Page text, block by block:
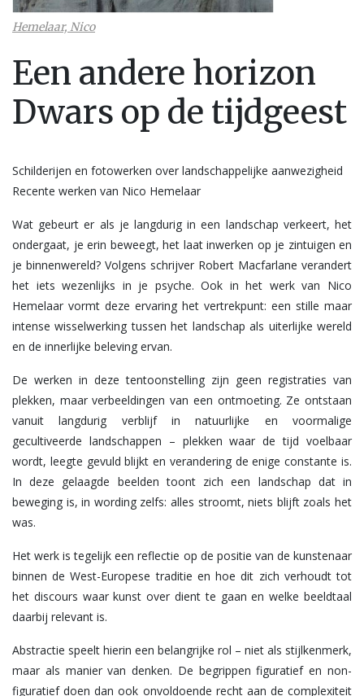
Hemelaar, Nico
Een andere horizon
Dwars op de tijdgeest
Schilderijen en fotowerken over landschappelijke aanwezigheid
Recente werken van Nico Hemelaar
Wat gebeurt er als je langdurig in een landschap verkeert, het
ondergaat, je erin beweegt, het laat inwerken op je zintuigen en
je binnenwereld? Volgens schrijver Robert Macfarlane verandert
het iets wezenlijks in je psyche. Ook in het werk van Nico
Hemelaar vormt deze ervaring het vertrekpunt: een stille maar
intense wisselwerking tussen het landschap als uiterlijke wereld
en de innerlijke beleving ervan.
De werken in deze tentoonstelling zijn geen registraties van
plekken, maar verbeeldingen van een ontmoeting. Ze ontstaan
vanuit langdurig verblijf in natuurlijke en voormalige
gecultiveerde landschappen – plekken waar de tijd voelbaar
wordt, leegte gevuld blijkt en verandering de enige constante is.
In deze gelaagde beelden toont zich een landschap dat in
beweging is, in wording zelfs: alles stroomt, niets blijft zoals het
was.
Het werk is tegelijk een reflectie op de positie van de kunstenaar
binnen de West-Europese traditie en hoe dit zich verhoudt tot
het discours waar kunst over dient te gaan en welke beeldtaal
daarbij relevant is.
Abstractie speelt hierin een belangrijke rol – niet als stijlkenmerk,
maar als manier van denken. De begrippen figuratief en non-
figuratief doen dan ook onvoldoende recht aan de complexiteit